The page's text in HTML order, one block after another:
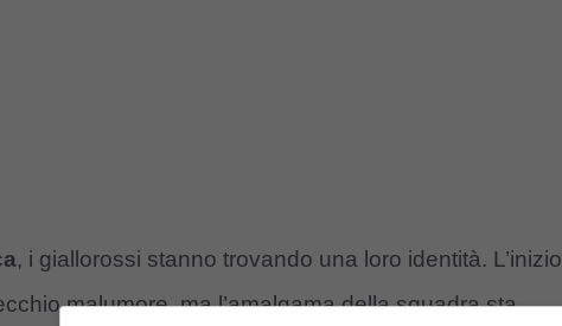
, i giallorossi stanno trovando una loro identità. L’inizio
malumore, ma l’amalgama della squadra sta